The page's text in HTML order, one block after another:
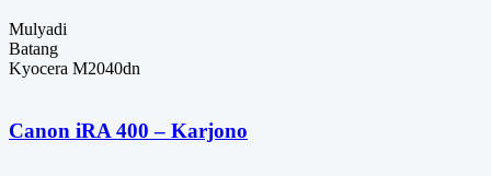
Mulyadi
Batang
Kyocera M2040dn
Canon iRA 400 – Karjono